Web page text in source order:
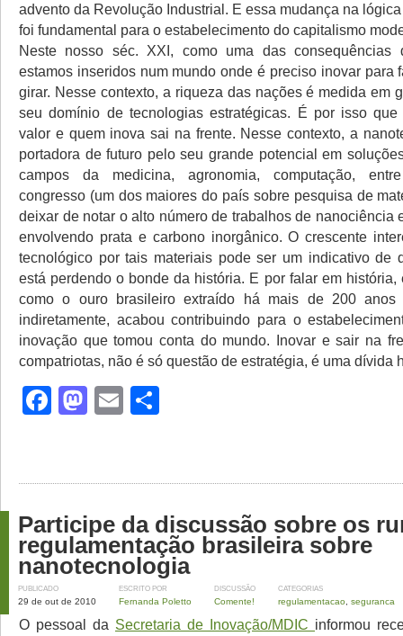
advento da Revolução Industrial. E essa mudança na
foi fundamental para o estabelecimento do capitalismo
Neste nosso séc. XXI, como uma das consequências
estamos inseridos num mundo onde é preciso inovar para
girar. Nesse contexto, a riqueza das nações é medida em
seu domínio de tecnologias estratégicas. É por isso que
valor e quem inova sai na frente. Nesse contexto, a
portadora de futuro pelo seu grande potencial em
campos da medicina, agronomia, computação,
congresso (um dos maiores do país sobre pesquisa de
deixar de notar o alto número de trabalhos de nanociência
envolvendo prata e carbono inorgânico. O crescente
tecnológico por tais materiais pode ser um indicativo de
está perdendo o bonde da história. E por falar em história,
como o ouro brasileiro extraído há mais de 200 anos
indiretamente, acabou contribuindo para o
inovação que tomou conta do mundo. Inovar e sair na
compatriotas, não é só questão de estratégia, é uma dívida
Facebook
Mastodon
Email
Participe da discussão sobre os
regulamentação brasileira sobre
nanotecnologia
PUBLICADO
29 de out de 2010
ESCRITO POR
Fernanda Poletto
DISCUSSÃO
Comente!
CATEGORIAS
regulamentacao seguranca
O pessoal da Secretaria de Inovação/MDIC informou